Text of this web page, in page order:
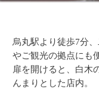
烏丸駅より徒歩7分
やご観光の拠点にも
扉を開けると、白木
んまりとした店内。